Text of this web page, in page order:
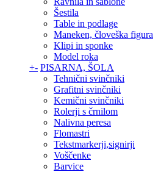
Šestila
Table in podlage
Maneken, človeška figura
Klipi in sponke
Model roka
+- PISARNA, ŠOLA
Tehnični svinčniki
Grafitni svinčniki
Kemični svinčniki
Rolerji s črnilom
Nalivna peresa
Flomastri
Tekstmarkerji,signirji
Voščenke
Barvice